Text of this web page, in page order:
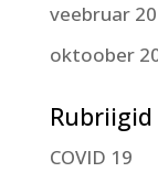
veebruar
oktoober
Rubriigid
COVID 19